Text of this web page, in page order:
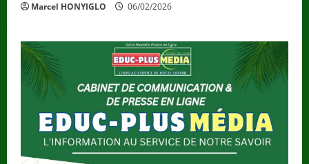
Marcel HONYIGLO 06/02/2026